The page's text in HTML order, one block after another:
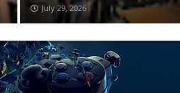
July 29, 2026